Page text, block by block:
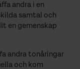
andra i en
samtal och
en gemenskap
andra tonåringar
och kom